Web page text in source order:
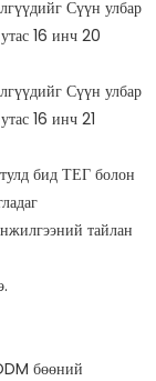
бид ТЕГ болон
тайлан
бөөний